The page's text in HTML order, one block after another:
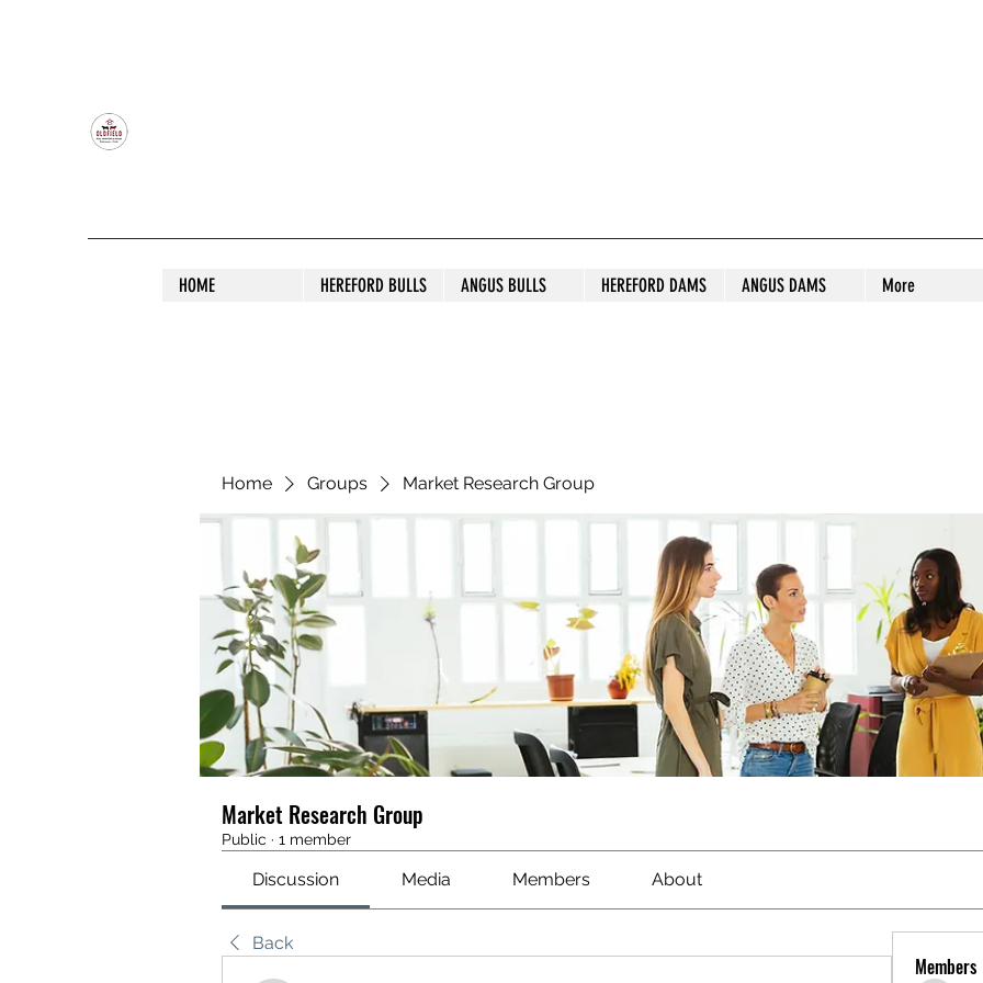
HOME HEREFORD BULLS ANGUS BULLS HEREFORD DAMS ANGUS DAMS More
Home Groups Market Research Group
Market Research Group
Public · 1 member
Discussion Media Members About
Back
Members